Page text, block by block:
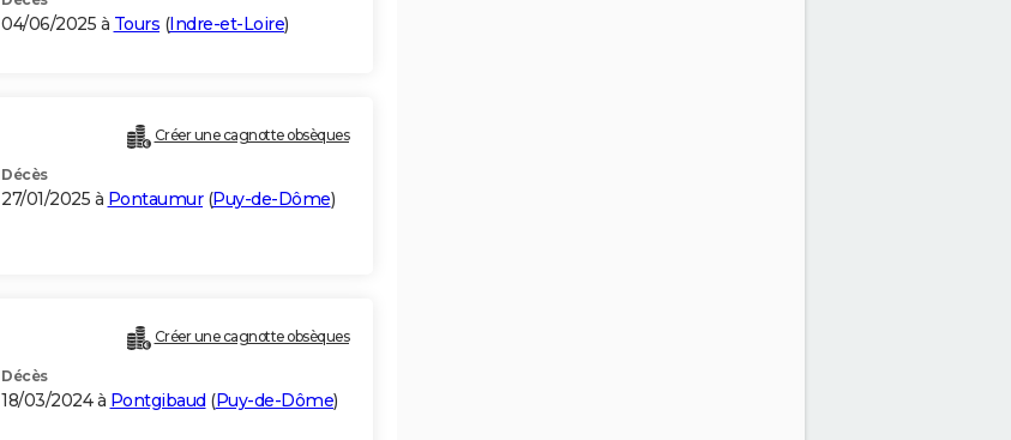
04/06/2025 à Tours (Indre-et-Loire)
Créer une cagnotte obsèques
Décès
27/01/2025 à Pontaumur(Puy-de-Dôme)
Créer une cagnotte obsèques
Décès
18/03/2024 à Pontgibaud (Puy-de-Dôme)